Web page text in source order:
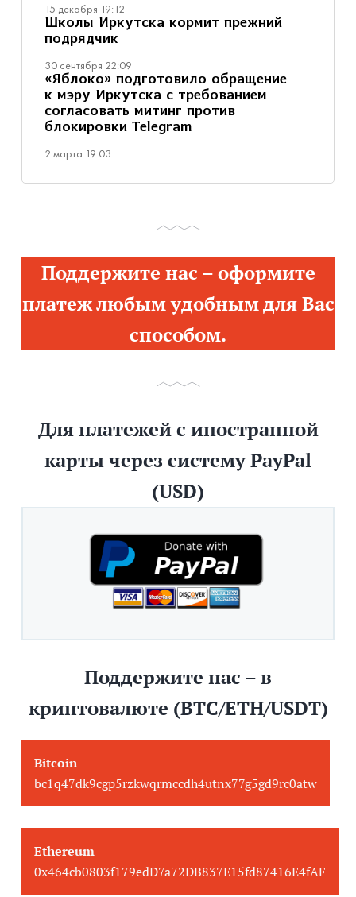
15 декабря 19:12
Школы Иркутска кормит прежний
подрядчик
30 сентября 22:09
«Яблоко» подготовило обращение
к мэру Иркутска с требованием
согласовать митинг против
блокировки Telegram
2 марта 19:03
Поддержите нас – оформите
платеж любым удобным для Вас
способом.
Для платежей с иностранной
карты через систему PayPal
(USD)
Поддержите нас – в
криптовалюте (BTC/ETH/USDT)
Bitcoin
bc1q47dk9cgp5rzkwqrmccdh4utnx77g5gd9rc0atw
Ethereum
0x464cb0803f179edD7a72DB837E15fd87416E4fAF